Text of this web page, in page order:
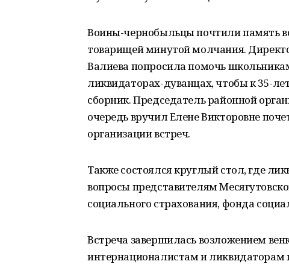
Воины-чернобыльцы почтили память
товарищей минутой молчания.
Валиева попросила помочь
ликвидаторах-дуванцах, чтобы к 35-
сборник. Председатель районной
очередь вручил Елене Викторовне
организации встреч.
Также состоялся круглый стол, где
вопросы представителям
социального страхования, фонда
Встреча завершилась возложением
интернационалистам и ликвидаторам